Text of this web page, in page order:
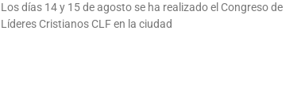
Los días 14 y 15 de agosto se ha realizado el Congreso de
Líderes Cristianos CLF en la ciudad